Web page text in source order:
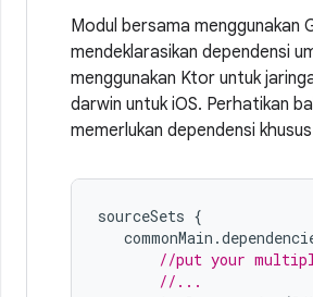
Modul bersama
mendeklarasikan dependensi
menggunakan Ktor untuk
darwin untuk iOS. Perhatikan
memerlukan dependensi
sourceSets {
commonMain .
//put your
//...